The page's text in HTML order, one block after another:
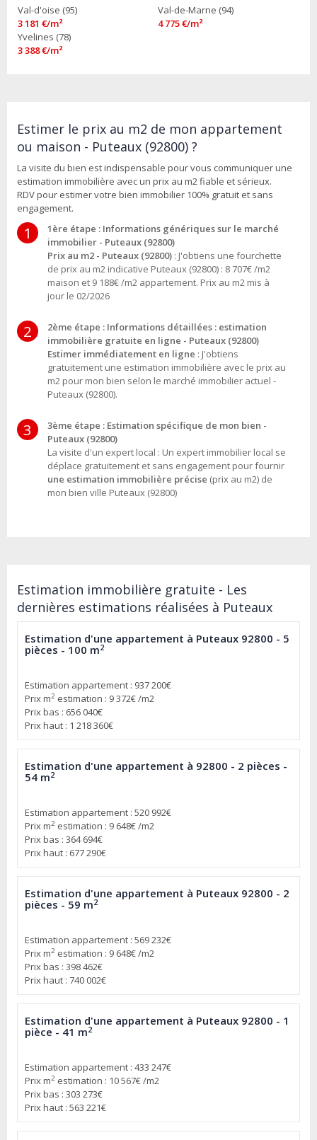
Val-d'oise (95)
3 181 €/m²
Val-de-Marne (94)
4 775 €/m²
Yvelines (78)
3 388 €/m²
Estimer le prix au m2 de mon appartement
ou maison - Puteaux (92800) ?
La visite du bien est indispensable pour vous communiquer une
estimation immobilière avec un prix au m2 fiable et sérieux.
RDV pour estimer votre bien immobilier 100% gratuit et sans
engagement.
1
1ère étape : Informations génériques sur le marché
immobilier - Puteaux (92800)
Prix au m2 - Puteaux (92800) : J'obtiens une fourchette
de prix au m2 indicative Puteaux (92800) : 8 707€ /m2
maison et 9 188€ /m2 appartement. Prix au m2 mis à
jour le 02/2026
2
2ème étape : Informations détaillées : estimation
immobilière gratuite en ligne - Puteaux (92800)
Estimer immédiatement en ligne : J'obtiens
gratuitement une estimation immobilière avec le prix au
m2 pour mon bien selon le marché immobilier actuel -
Puteaux (92800).
3
3ème étape : Estimation spécifique de mon bien -
Puteaux (92800)
La visite d'un expert local : Un expert immobilier local se
déplace gratuitement et sans engagement pour fournir
une estimation immobilière précise (prix au m2) de
mon bien ville Puteaux (92800)
Estimation immobilière gratuite - Les
dernières estimations réalisées à Puteaux
Estimation d'une appartement à Puteaux 92800 - 5
pièces - 100 m2
Estimation appartement : 937 200€
Prix m2 estimation : 9 372€ /m2
Prix bas : 656 040€
Prix haut : 1 218 360€
Estimation d'une appartement à 92800 - 2 pièces -
54 m2
Estimation appartement : 520 992€
Prix m2 estimation : 9 648€ /m2
Prix bas : 364 694€
Prix haut : 677 290€
Estimation d'une appartement à Puteaux 92800 - 2
pièces - 59 m2
Estimation appartement : 569 232€
Prix m2 estimation : 9 648€ /m2
Prix bas : 398 462€
Prix haut : 740 002€
Estimation d'une appartement à Puteaux 92800 - 1
pièce - 41 m2
Estimation appartement : 433 247€
Prix m2 estimation : 10 567€ /m2
Prix bas : 303 273€
Prix haut : 563 221€